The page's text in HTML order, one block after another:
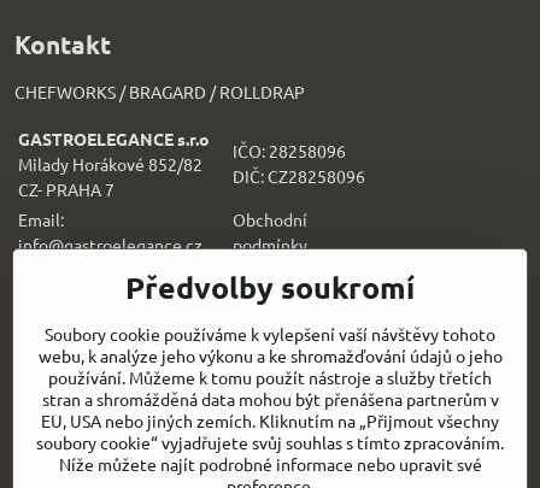
Kontakt
CHEFWORKS / BRAGARD / ROLLDRAP
GASTROELEGANCE s.r.o
Milady Horákové 852/82
CZ- PRAHA 7
IČO: 28258096
DIČ: CZ28258096
Email:
info@gastroelegance.cz
Obchodní
podmínky
Všechno k nákupu
Sledujte naše novinky i na sítích:
Facebook Instagram
Rychlý kontakt
Předvolby soukromí
Soubory cookie používáme k vylepšení vaší návštěvy tohoto
webu, k analýze jeho výkonu a ke shromažďování údajů o jeho
používání. Můžeme k tomu použít nástroje a služby třetích
stran a shromážděná data mohou být přenášena partnerům v
EU, USA nebo jiných zemích. Kliknutím na „Přijmout všechny
soubory cookie“ vyjadřujete svůj souhlas s tímto zpracováním.
Níže můžete najít podrobné informace nebo upravit své